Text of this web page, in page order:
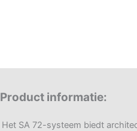
Product informatie:
Het SA 72-systeem biedt